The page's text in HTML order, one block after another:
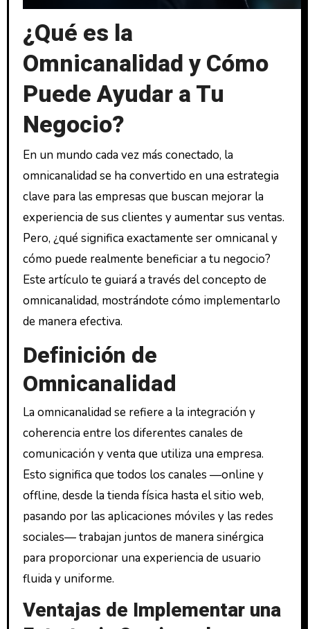
¿Qué es la
Omnicanalidad y Cómo
Puede Ayudar a Tu
Negocio?
En un mundo cada vez más conectado, la
omnicanalidad se ha convertido en una estrategia
clave para las empresas que buscan mejorar la
experiencia de sus clientes y aumentar sus ventas.
Pero, ¿qué significa exactamente ser omnicanal y
cómo puede realmente beneficiar a tu negocio?
Este artículo te guiará a través del concepto de
omnicanalidad, mostrándote cómo implementarlo
de manera efectiva.
Definición de
Omnicanalidad
La omnicanalidad se refiere a la integración y
coherencia entre los diferentes canales de
comunicación y venta que utiliza una empresa.
Esto significa que todos los canales —online y
offline, desde la tienda física hasta el sitio web,
pasando por las aplicaciones móviles y las redes
sociales— trabajan juntos de manera sinérgica
para proporcionar una experiencia de usuario
fluida y uniforme.
Ventajas de Implementar una